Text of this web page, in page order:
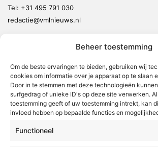
Beheer toestemming
Om de beste ervaringen te bieden, gebruiken wij
cookies om informatie over je apparaat op te slaan
Door in te stemmen met deze technologieën
surfgedrag of unieke ID's op deze site verwerken.
toestemming geeft of uw toestemming intrekt, kan
invloed hebben op bepaalde functies en
Functioneel
Tel: +31 495 791 030
redactie@vmlnieuws.nl
Leudal
Maasgouw
Echt-Susteren